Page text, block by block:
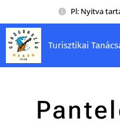
Pl: Nyitva
Turisztikai